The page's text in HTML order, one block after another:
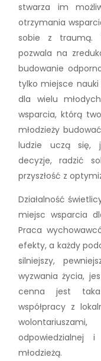
stwarza im
otrzymania
sobie z traumą.
pozwala na
budowanie
tylko miejsce
dla wielu
wsparcia, którą
młodzieży
ludzie uczą się,
decyzje, radzić
przyszłość z
Działalność
miejsc wsparcia
Praca
efekty, a każdy
silniejszy,
wyzwania życia,
cenna jest taka
współpracy z
młodzieżą.